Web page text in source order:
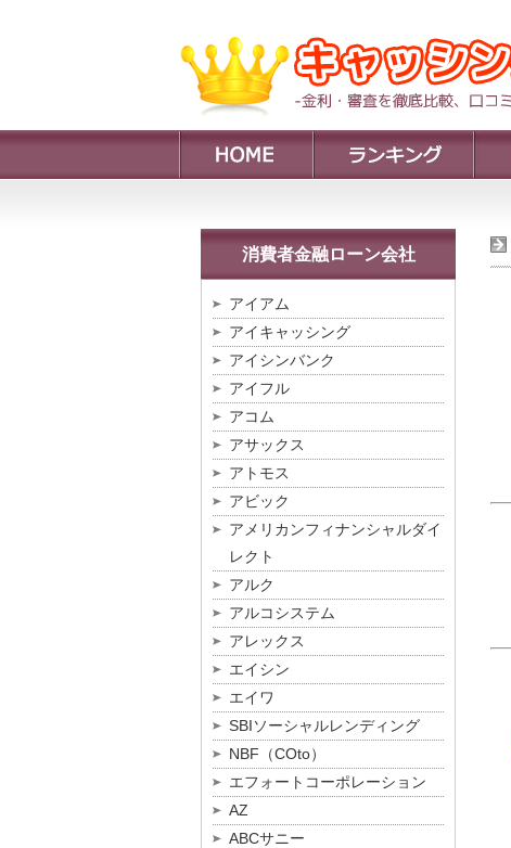
消費者金融ローン会社
アイアム
アイキャッシング
アイシンバンク
アイフル
アコム
アサックス
アトモス
アビック
アメリカンフィナンシャルダイ
レクト
アルク
アルコシステム
アレックス
エイシン
エイワ
SBIソーシャルレンディング
NBF（COto）
エフォートコーポレーション
AZ
ABCサニー